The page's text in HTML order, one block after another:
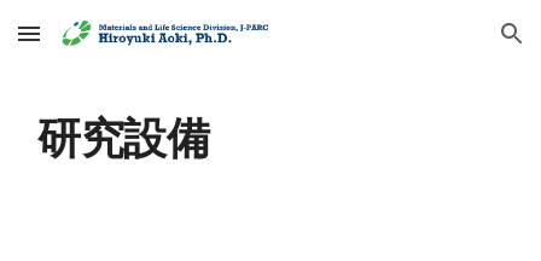
Skip to main content Skip to navigation
研究設備